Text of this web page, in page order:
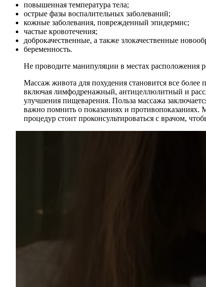
повышенная температура тела;
острые фазы воспалительных заболеваний;
кожные заболевания, поврежденный эпидермис;
частые кровотечения;
доброкачественные, а также злокачественные
беременность.
Не проводите манипуляции в местах расположения
Массаж живота для похудения становится все
включая лимфодренажный, антицеллюлитный и
улучшения пищеварения. Польза массажа
важно помнить о показаниях и противопоказаниях.
процедур стоит проконсультироваться с врачом,